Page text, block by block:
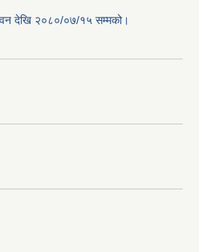
देखि २०८०/०७/१५ सम्मको।